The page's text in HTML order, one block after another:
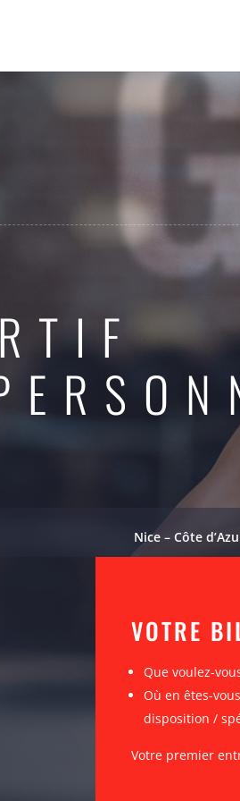
Nice – Côte
VOTRE
Que voulez-
Où en êtes-
disposition /
Votre premier